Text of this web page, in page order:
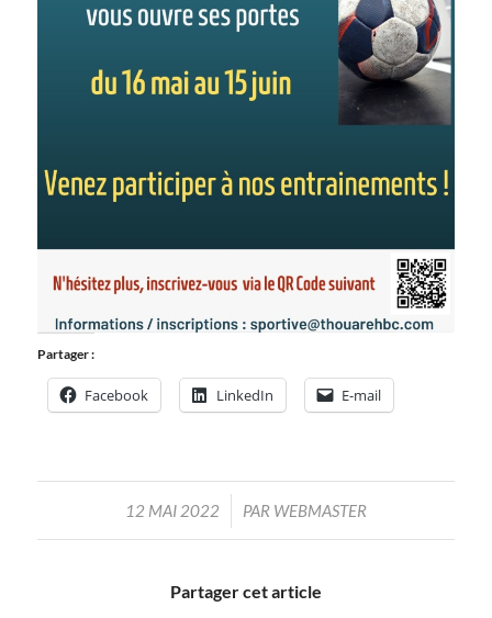
Partager :
Facebook LinkedIn E-mail
12 MAI 2022
/ PAR WEBMASTER
Partager cet article